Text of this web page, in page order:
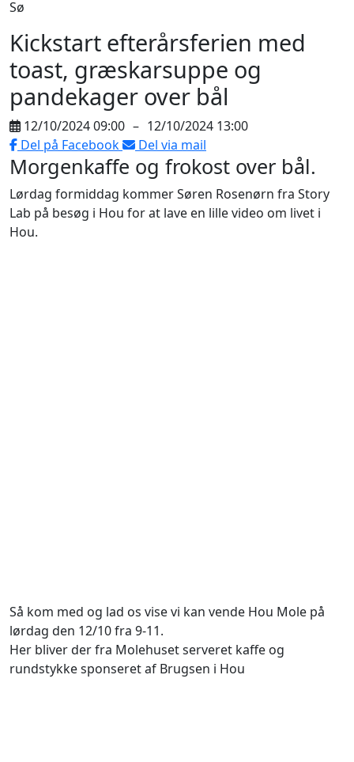
Sø
Kickstart efterårsferien med
toast, græskarsuppe og
pandekager over bål
12/10/2024 09:00 – 12/10/2024 13:00
Del på Facebook
Del via mail
Morgenkaffe og frokost over bål.
Lørdag formiddag kommer Søren Rosenørn fra Story
Lab på besøg i Hou for at lave en lille video om livet i
Hou.
Så kom med og lad os vise vi kan vende Hou Mole på
lørdag den 12/10 fra 9-11.
Her bliver der fra Molehuset serveret kaffe og
rundstykke sponseret af Brugsen i Hou